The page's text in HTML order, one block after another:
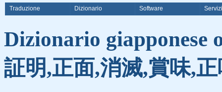
Traduzione Dizionario Software Servizi
Dizionario giapponese
証明,正面,消滅,賞味,